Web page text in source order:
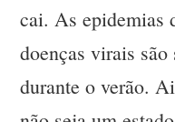
cai. As epidemias
doenças virais
durante o verão.